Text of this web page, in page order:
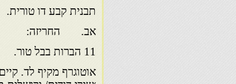
תבנית קבע דו
אב. החריזה:
11 הברות בבל טור. המשקל: